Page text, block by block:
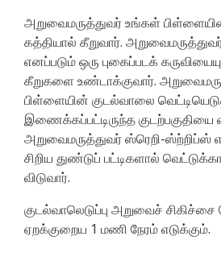
அறுவைமருத்துவர் உங்கள் பிள்ளையின்
கத்தியால் கீறுவார்.
எனப்படும் ஒரு புகைப்படக்
கீறுகளை உண்டாக்குவார்.
பிள்ளையின் குடல்வாலை
இணைக்கப்பட்டிருந்த குடற்பகுதியை
அறுவைமருத்துவர் ஸ்ரெறி-ஸ்ற்றிப்ஸ்
சிறிய துண்டுப் பட்டிகளால்
விடுவார்.
குடல்வாலெடுப்பு அறுவைச் சிகிச்சை
ஏறக்குறைய 1 மணி நேரம் எடுக்கும்.